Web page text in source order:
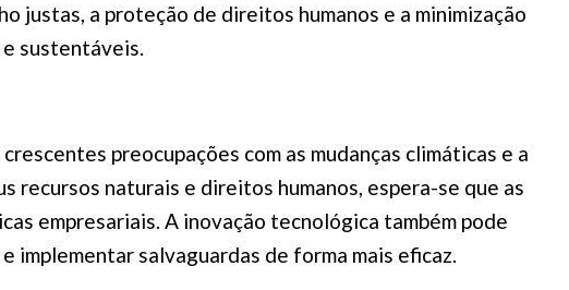
justas, a proteção de direitos humanos e a minimização
sustentáveis.
preocupações com as mudanças climáticas e a
recursos naturais e direitos humanos, espera-se que as
empresariais. A inovação tecnológica também pode
implementar salvaguardas de forma mais eficaz.